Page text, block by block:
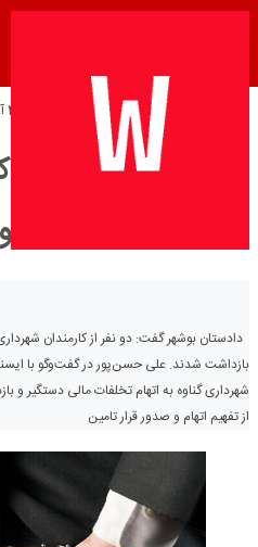
تاریخ انتشار:
دستگیری دو نفر
دادستان بوشهر گفت: دو نفر از کارمندان
بازداشت شدند. علی حسن‌پور در گفت‌وگو با ایسنا
شهرداری گناوه به اتهام تخلفات مالی دستگیر
از تفهیم اتهام و صدور قرار تامین